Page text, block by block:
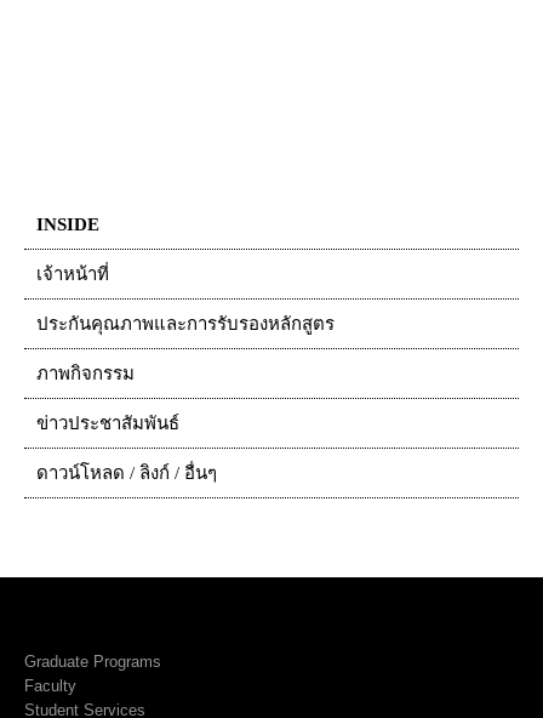
INSIDE
เจ้าหน้าที่
ประกันคุณภาพและการรับรองหลักสูตร
ภาพกิจกรรม
ข่าวประชาสัมพันธ์
ดาวน์โหลด / ลิงก์ / อื่นๆ
Graduate Programs
Faculty
Student Services